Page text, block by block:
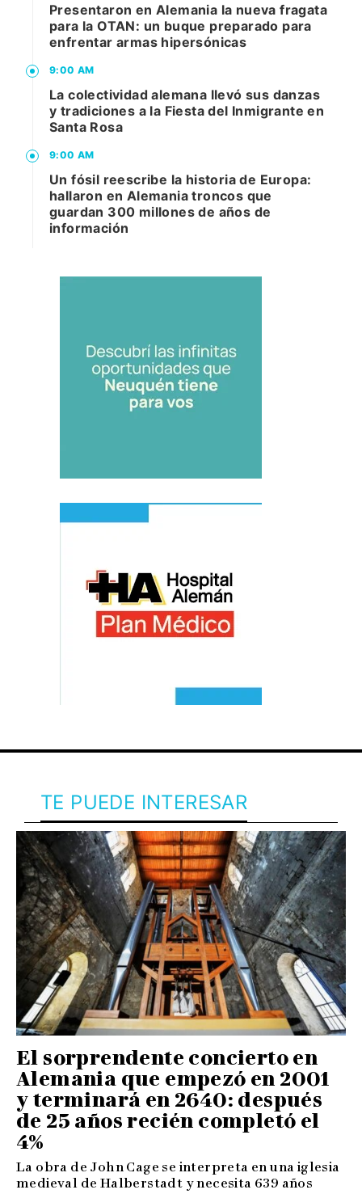
Presentaron en Alemania la nueva fragata
para la OTAN: un buque preparado para
enfrentar armas hipersónicas
9:00 AM
La colectividad alemana llevó sus danzas
y tradiciones a la Fiesta del Inmigrante en
Santa Rosa
9:00 AM
Un fósil reescribe la historia de Europa:
hallaron en Alemania troncos que
guardan 300 millones de años de
información
TE PUEDE INTERESAR
El sorprendente concierto en
Alemania que empezó en 2001
y terminará en 2640: después
de 25 años recién completó el
4%
La obra de John Cage se interpreta en una iglesia
medieval de Halberstadt y necesita 639 años